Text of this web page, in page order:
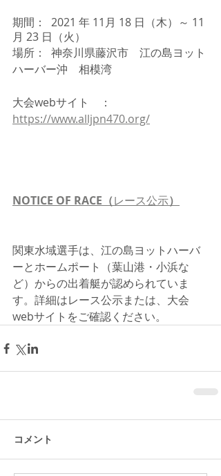
期間：  2021 年 11月 18 日（木）～ 11
月 23 日（火）
場所：  神奈川県藤沢市　江の島ヨット
ハーバー沖　相模湾
大会webサイト　：
https://www.alljpn470.org/
NOTICE OF RACE（レース公示）
関東水域選手は、江の島ヨットハーバ
ーとホームポート（葉山港・小浜な
ど）からの出着艇が認められていま
す。詳細はレース公示または、大会
webサイトをご確認ください。
コメント